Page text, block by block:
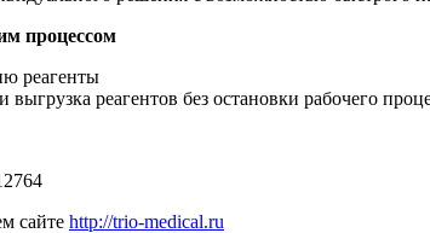
процессом
реагенты
реагентов без остановки рабочего
сайте http://trio-medical.ru